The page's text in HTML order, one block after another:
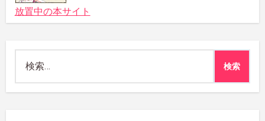
放置中の本サイト